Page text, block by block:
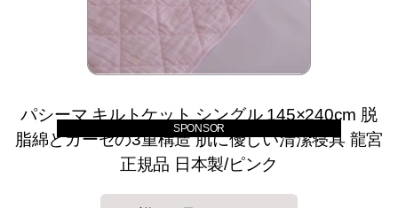
パシーマ キルトケット シングル 145×240cm 脱
脂綿とガーゼの3重構造 肌に優しい清潔寝具 龍宮
正規品 日本製/ピンク
SPONSOR